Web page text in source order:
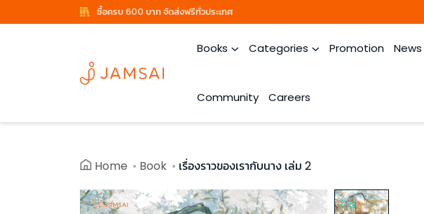
ซื้อครบ 600 บาท จัดส่งฟรีทั่วประเทศ
Books Categories Promotion
Community Careers
Home Book เรื่องราวของเรากับนาง เล่ม 2